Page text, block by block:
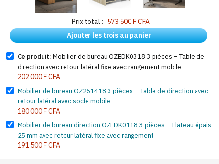
Prix total : 573 500 F CFA
Ajouter les trois au panier
Ce produit: Mobilier de bureau OZEDK0318 3 pièces – Table de
direction avec retour latéral fixe avec rangement mobile
202 000 F CFA
Mobilier de bureau OZ251418 3 pièces – Table de direction avec
retour latéral avec socle mobile
180 000 F CFA
Mobilier de bureau direction OZEDK0118 3 pièces – Plateau épais
25 mm avec retour latéral fixe avec rangement
191 500 F CFA